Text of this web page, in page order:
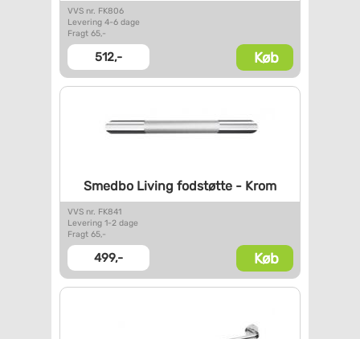
VVS nr. FK806
Levering 4-6 dage
Fragt 65,-
512,- Køb
Smedbo Living fodstøtte - Krom
VVS nr. FK841
Levering 1-2 dage
Fragt 65,-
499,- Køb